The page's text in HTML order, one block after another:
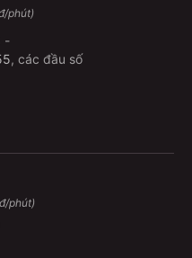
trạm không?
tại hầu hết các điểm
hơn.Riêng trạm An
trợ trung chuyển
không?
chuyển hàng hóa và
bảo nhanh chóng – an
cho cá nhân lẫn
xuyên.
phút)
-
, các đầu số
phút)